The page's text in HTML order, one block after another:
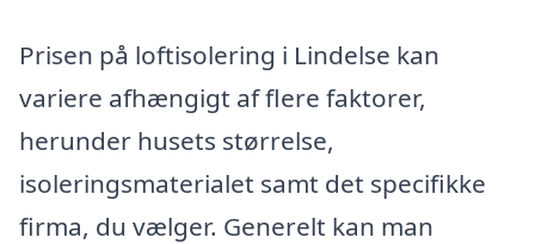
Prisen på loftisolering i Lindelse kan
variere afhængigt af flere faktorer,
herunder husets størrelse,
isoleringsmaterialet samt det specifikke
firma, du vælger. Generelt kan man